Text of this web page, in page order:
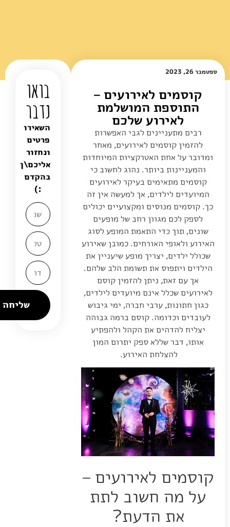
ספטמבר 26, 2023
קוסמים לאירועים –
התוספת המושלמת
לאירוע שלכם
רבים מתעניינים לגבי האפשרות
להזמין קוסמים לאירועים, מאחר
ומדובר על אחת האטרקציות המיוחדות
והמעניינות ביותר. נהוג לחשוב כי
קוסמים מתאימים בעיקר לאירועים
המיועדים לילדים, אך למעשה אין זה
כך. קוסמים מנוסים ומקצועיים יכולים
לספק לכם מגוון רחב של מופעים
שונים, תוך כדי התאמת המופע לסוג
האירוע ולאופי האורחים. כמובן שאירוע
שכולל ילדים, יצריך מופע שיעניין את
הילדים ויתפוס את תשומת הלב שלהם.
אך עם זאת, ניתן להזמין קוסם
לאירועים שכלל אינם מיועדים לילדים,
כגון חתונות, ערבי חברה, ימי גיבוש
לעובדים וכדומה. קוסם ברמה גבוהה
יצליח להדהים את הקהל ולהפתיע
אותו, דבר שללא ספק יתרום המון
להצלחת האירוע.
קוסמים לאירועים –
על מה חשוב לתת
את הדעת?
בואו
נדבר
השאירו
פרטים
ונחזור
אליכם\ן
בהקדם
:)
שליחה